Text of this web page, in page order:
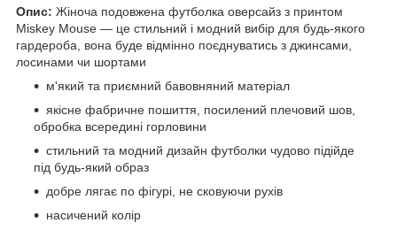
Опис: Жіноча подовжена футболка оверсайз з принтом
Miskey Mouse — це стильний і модний вибір для будь-якого
гардероба, вона буде відмінно поєднуватись з джинсами,
лосинами чи шортами
м'який та приємний бавовняний матеріал
якісне фабричне пошиття, посилений плечовий шов,
обробка всередині горловини
стильний та модний дизайн футболки чудово підійде
під будь-який образ
добре лягає по фігурі, не сковуючи рухів
насичений колір